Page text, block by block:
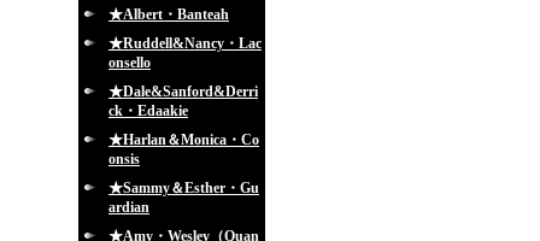
★Albert・Banteah
★Ruddell&Nancy・Lac
onsello
★Dale&Sanford&Derri
ck・Edaakie
★Harlan＆Monica・Co
onsis
★Sammy＆Esther・Gu
ardian
★Amy・Wesley（Quan